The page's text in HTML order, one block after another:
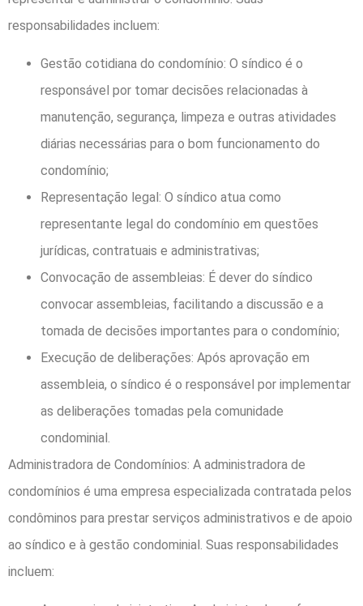
responsabilidades incluem:
Gestão cotidiana do condomínio: O síndico é o
responsável por tomar decisões relacionadas à
manutenção, segurança, limpeza e outras atividades
diárias necessárias para o bom funcionamento do
condomínio;
Representação legal: O síndico atua como
representante legal do condomínio em questões
jurídicas, contratuais e administrativas;
Convocação de assembleias: É dever do síndico
convocar assembleias, facilitando a discussão e a
tomada de decisões importantes para o condomínio;
Execução de deliberações: Após aprovação em
assembleia, o síndico é o responsável por implementar
as deliberações tomadas pela comunidade
condominial.
Administradora de Condomínios: A administradora de
condomínios é uma empresa especializada contratada pelos
condôminos para prestar serviços administrativos e de apoio
ao síndico e à gestão condominial. Suas responsabilidades
incluem: